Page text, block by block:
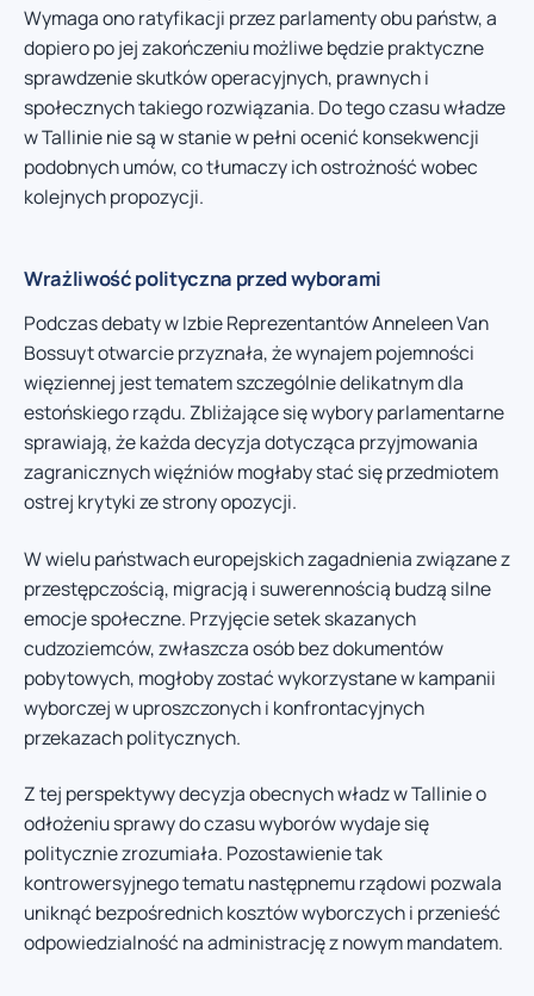
Wymaga ono ratyfikacji przez parlamenty obu państw, a
dopiero po jej zakończeniu możliwe będzie praktyczne
sprawdzenie skutków operacyjnych, prawnych i
społecznych takiego rozwiązania. Do tego czasu władze
w Tallinie nie są w stanie w pełni ocenić konsekwencji
podobnych umów, co tłumaczy ich ostrożność wobec
kolejnych propozycji.
Wrażliwość polityczna przed wyborami
Podczas debaty w Izbie Reprezentantów Anneleen Van
Bossuyt otwarcie przyznała, że wynajem pojemności
więziennej jest tematem szczególnie delikatnym dla
estońskiego rządu. Zbliżające się wybory parlamentarne
sprawiają, że każda decyzja dotycząca przyjmowania
zagranicznych więźniów mogłaby stać się przedmiotem
ostrej krytyki ze strony opozycji.
W wielu państwach europejskich zagadnienia związane z
przestępczością, migracją i suwerennością budzą silne
emocje społeczne. Przyjęcie setek skazanych
cudzoziemców, zwłaszcza osób bez dokumentów
pobytowych, mogłoby zostać wykorzystane w kampanii
wyborczej w uproszczonych i konfrontacyjnych
przekazach politycznych.
Z tej perspektywy decyzja obecnych władz w Tallinie o
odłożeniu sprawy do czasu wyborów wydaje się
politycznie zrozumiała. Pozostawienie tak
kontrowersyjnego tematu następnemu rządowi pozwala
uniknąć bezpośrednich kosztów wyborczych i przenieść
odpowiedzialność na administrację z nowym mandatem.